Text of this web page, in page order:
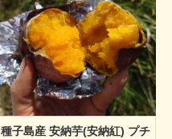
種子島産 安納芋(安納紅) プチ